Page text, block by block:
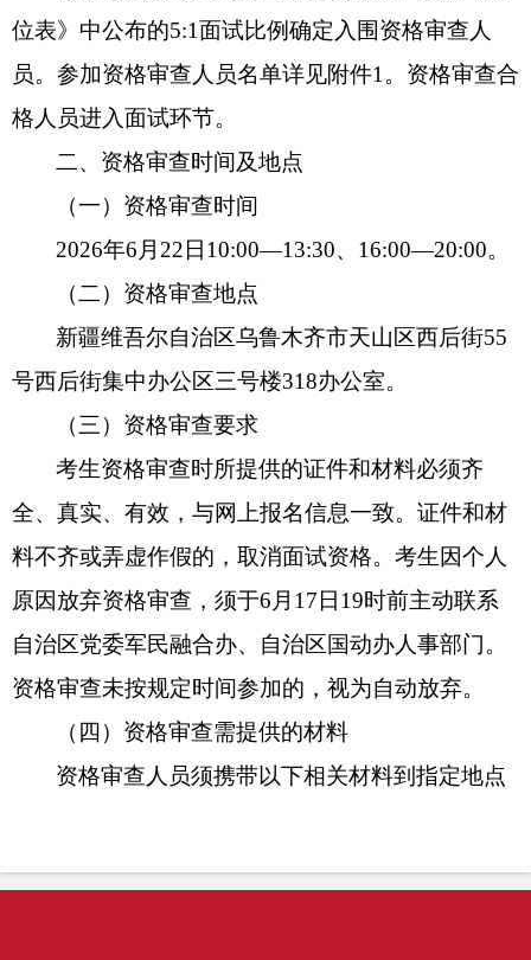
位表》中公布的5:1面试比例确定入围资格审查人
员。参加资格审查人员名单详见附件1 。资格审查合
格人员进入面试环节。
二、资格审查时间及地点
（一）资格审查时间
2026年6 月 22 日 10:00—13:30、 16:00—20:00。
（二）资格审查地点
新疆维吾尔自治区乌鲁木齐市天山区西后街55
号西后街集中办公区三号楼318办公室。
（三）资格审查要求
考生资格审查时所提供的证件和材料必须齐
全、真实、有效，与网上报名信息一致。证件和材
料不齐或弄虚作假的，取消面试资格。考生因个人
原因放弃资格审查，须于6 月 17 日 19时前主动联系
自治区党委军民融合办、自治区国动办人事部门。
资格审查未按规定时间参加的，视为自动放弃。
（四）资格审查需提供的材料
资格审查人员须携带以下相关材料到指定地点